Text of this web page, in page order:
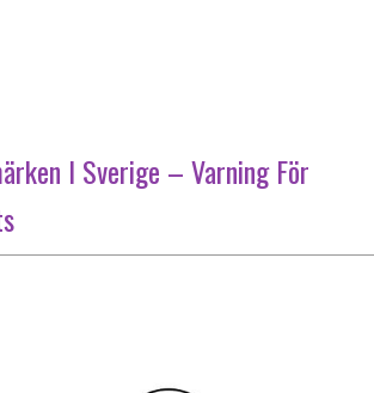
I Sverige – Varning För